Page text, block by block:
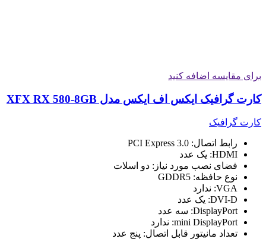
برای مقایسه اضافه کنید
کارت گرافیک ایکس اف ایکس مدل XFX RX 580-8GB
کارت گرافیک
رابط اتصال: PCI Express 3.0
HDMI: یک عدد
فضای نصب مورد نیاز: دو اسلات
نوع حافظه: GDDR5
VGA: ندارد
DVI-D: یک عدد
DisplayPort: سه عدد
mini DisplayPort: ندارد
تعداد مانیتور قابل اتصال: پنج عدد